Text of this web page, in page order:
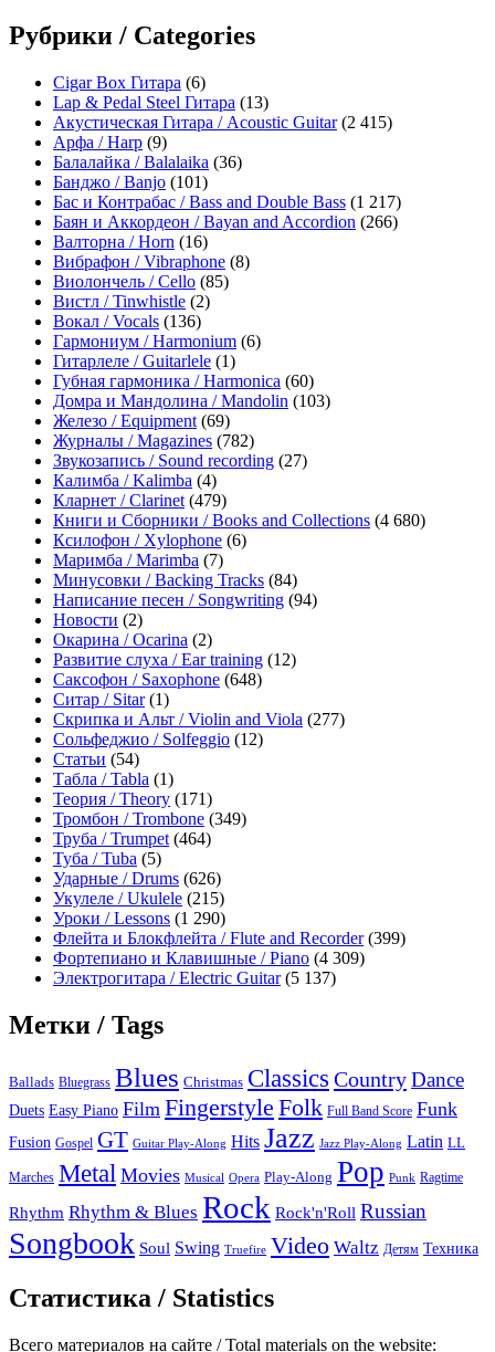
Рубрики / Categories
Cigar Box Гитара (6)
Lap & Pedal Steel Гитара (13)
Акустическая Гитара / Acoustic Guitar(2 415)
Арфа / Harp (9)
Балалайка / Balalaika (36)
Банджо / Banjo (101)
Бас и Контрабас / Bass and Double Bass (1 217)
Баян и Аккордеон / Bayan and Accordion (266)
Валторна / Horn (16)
Вибрафон / Vibraphone (8)
Виолончель / Cello (85)
Вистл / Tinwhistle (2)
Вокал / Vocals (136)
Гармониум / Harmonium (6)
Гитарлеле / Guitarlele (1)
Губная гармоника / Harmonica (60)
Домра и Мандолина / Mandolin (103)
Железо / Equipment (69)
Журналы / Magazines (782)
Звукозапись / Sound recording (27)
Калимба / Kalimba (4)
Кларнет / Clarinet (479)
Книги и Сборники / Books and Collections (4 680)
Ксилофон / Xylophone (6)
Маримба / Marimba (7)
Минусовки / Backing Tracks (84)
Написание песен / Songwriting (94)
Новости (2)
Окарина / Ocarina (2)
Развитие слуха / Ear training (12)
Саксофон / Saxophone (648)
Ситар / Sitar(1)
Скрипка и Альт / Violin and Viola (277)
Сольфеджио / Solfeggio (12)
Статьи (54)
Табла / Tabla (1)
Теория / Theory (171)
Тромбон / Trombone (349)
Труба / Trumpet (464)
Туба / Tuba (5)
Ударные / Drums (626)
Укулеле / Ukulele (215)
Уроки / Lessons (1 290)
Флейта и Блокфлейта / Flute and Recorder(399)
Фортепиано и Клавишные / Piano (4 309)
Электрогитара / Electric Guitar(5 137)
Метки / Tags
Ballads Bluegrass Blues Christmas Classics CountryDance
Duets Easy Piano Film Fingerstyle Folk Full Band Score Funk
Fusion Gospel GT Guitar Play-Along Hits Jazz Jazz Play-Along Latin LL
Marches Metal Movies Musical Opera Play-Along Pop Punk Ragtime
Rhythm Rhythm & Blues Rock Rock'n'Roll Russian
Songbook Soul Swing Truefire Video Waltz Детям Техника
Статистика / Statistics
Всего материалов на сайте / Total materials on the website: